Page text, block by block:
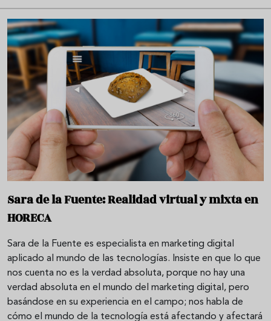
Sara de la Fuente: Realidad virtual y mixta en
HORECA
Sara de la Fuente es especialista en marketing digital
aplicado al mundo de las tecnologías. Insiste en que lo que
nos cuenta no es la verdad absoluta, porque no hay una
verdad absoluta en el mundo del marketing digital, pero
basándose en su experiencia en el campo; nos habla de
cómo el mundo de la tecnología está afectando y afectará